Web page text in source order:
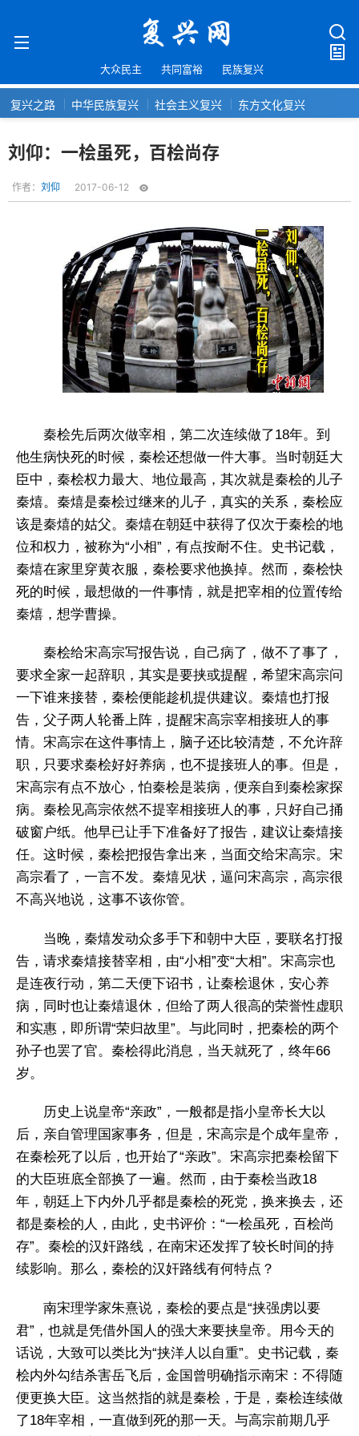
大众民主 共同富裕 民族复兴
复兴之路 中华民族复兴 社会主义复兴 东方文化复兴
刘仰：一桧虽死，百桧尚存
作者： 刘仰 2017-06-12
秦桧先后两次做宰相，第二次连续做了18年。到
他生病快死的时候，秦桧还想做一件大事。当时朝廷大
臣中，秦桧权力最大、地位最高，其次就是秦桧的儿子
秦熺。秦熺是秦桧过继来的儿子，真实的关系，秦桧应
该是秦熺的姑父。秦熺在朝廷中获得了仅次于秦桧的地
位和权力，被称为“小相”，有点按耐不住。史书记载，
秦熺在家里穿黄衣服，秦桧要求他换掉。然而，秦桧快
死的时候，最想做的一件事情，就是把宰相的位置传给
秦熺，想学曹操。
秦桧给宋高宗写报告说，自己病了，做不了事了，
要求全家一起辞职，其实是要挟或提醒，希望宋高宗问
一下谁来接替，秦桧便能趁机提供建议。秦熺也打报
告，父子两人轮番上阵，提醒宋高宗宰相接班人的事
情。宋高宗在这件事情上，脑子还比较清楚，不允许辞
职，只要求秦桧好好养病，也不提接班人的事。但是，
宋高宗有点不放心，怕秦桧是装病，便亲自到秦桧家探
病。秦桧见高宗依然不提宰相接班人的事，只好自己捅
破窗户纸。他早已让手下准备好了报告，建议让秦熺接
任。这时候，秦桧把报告拿出来，当面交给宋高宗。宋
高宗看了，一言不发。秦熺见状，逼问宋高宗，高宗很
不高兴地说，这事不该你管。
当晚，秦熺发动众多手下和朝中大臣，要联名打报
告，请求秦熺接替宰相，由“小相”变“大相”。宋高宗也
是连夜行动，第二天便下诏书，让秦桧退休，安心养
病，同时也让秦熺退休，但给了两人很高的荣誉性虚职
和实惠，即所谓“荣归故里”。与此同时，把秦桧的两个
孙子也罢了官。秦桧得此消息，当天就死了，终年66
岁。
历史上说皇帝“亲政”，一般都是指小皇帝长大以
后，亲自管理国家事务，但是，宋高宗是个成年皇帝，
在秦桧死了以后，也开始了“亲政”。宋高宗把秦桧留下
的大臣班底全部换了一遍。然而，由于秦桧当政18
年，朝廷上下内外几乎都是秦桧的死党，换来换去，还
都是秦桧的人，由此，史书评价：“一桧虽死，百桧尚
存”。秦桧的汉奸路线，在南宋还发挥了较长时间的持
续影响。那么，秦桧的汉奸路线有何特点？
南宋理学家朱熹说，秦桧的要点是“挟强虏以要
君”，也就是凭借外国人的强大来要挟皇帝。用今天的
话说，大致可以类比为“挟洋人以自重”。史书记载，秦
桧内外勾结杀害岳飞后，金国曾明确指示南宋：不得随
便更换大臣。这当然指的就是秦桧，于是，秦桧连续做
了18年宰相，一直做到死的那一天。与高宗前期几乎